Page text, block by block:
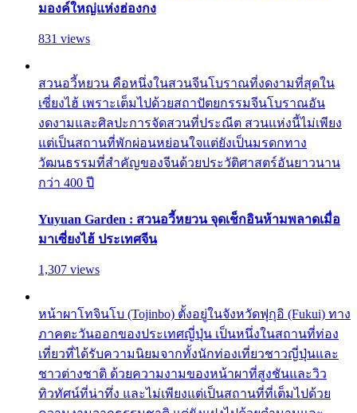
มองค์ใหญ่แห่งฮ่องกง
831 views
สวนอวี้หยวน คือหนึ่งในสวนจีนโบราณที่งดงามที่สุดใน
เซี่ยงไฮ้ เพราะเต็มไปด้วยสถาปัตยกรรมจีนโบราณอัน
งดงามและศิลปะการจัดสวนที่ประณีต สวนแห่งนี้ไม่เพียง
แต่เป็นสถานที่พักผ่อนหย่อนใจแต่ยังเป็นมรดกทาง
วัฒนธรรมที่สำคัญของจีนด้วยประวัติศาสตร์อันยาวนาน
กว่า 400 ปี
Yuyuan Garden : สวนอวี้หยวน จุดเช็กอินห้ามพลาดเมื่อ
มาเซี่ยงไฮ้ ประเทศจีน
1,307 views
หน้าผาโทจินโบ (Tojinbo) ตั้งอยู่ในจังหวัดฟุกุอิ (Fukui) ทาง
ภาคตะวันออกของประเทศญี่ปุ่น เป็นหนึ่งในสถานที่ท่อง
เที่ยวที่ได้รับความนิยมจากทั้งนักท่องเที่ยวชาวญี่ปุ่นและ
ชาวต่างชาติ ด้วยความงามของหน้าผาที่สูงชันและวิว
ทิวทัศน์ที่น่าทึ่ง และไม่เพียงแต่เป็นสถานที่ที่เต็มไปด้วย